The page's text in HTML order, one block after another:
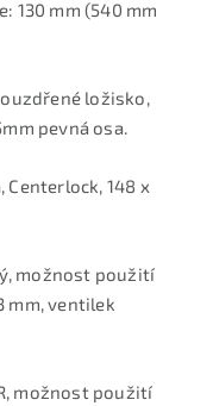
130 mm (540 mm
ložisko,
pevná osa.
Centerlock, 148 x
možnost použití
mm, ventilek
možnost použití